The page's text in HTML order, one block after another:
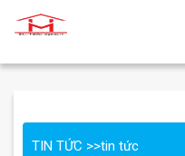
TIN TỨC >>tin tức